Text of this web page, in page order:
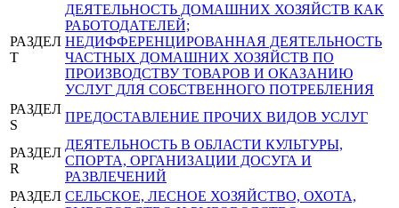
РАЗДЕЛ
T
ДЕЯТЕЛЬНОСТЬ ДОМАШНИХ ХОЗЯЙСТВ КАК
РАБОТОДАТЕЛЕЙ;
НЕДИФФЕРЕНЦИРОВАННАЯ ДЕЯТЕЛЬНОСТЬ
ЧАСТНЫХ ДОМАШНИХ ХОЗЯЙСТВ ПО
ПРОИЗВОДСТВУ ТОВАРОВ И ОКАЗАНИЮ
УСЛУГ ДЛЯ СОБСТВЕННОГО ПОТРЕБЛЕНИЯ
РАЗДЕЛ
S
ПРЕДОСТАВЛЕНИЕ ПРОЧИХ ВИДОВ УСЛУГ
РАЗДЕЛ
R
ДЕЯТЕЛЬНОСТЬ В ОБЛАСТИ КУЛЬТУРЫ,
СПОРТА, ОРГАНИЗАЦИИ ДОСУГА И
РАЗВЛЕЧЕНИЙ
РАЗДЕЛ СЕЛЬСКОЕ, ЛЕСНОЕ ХОЗЯЙСТВО, ОХОТА,